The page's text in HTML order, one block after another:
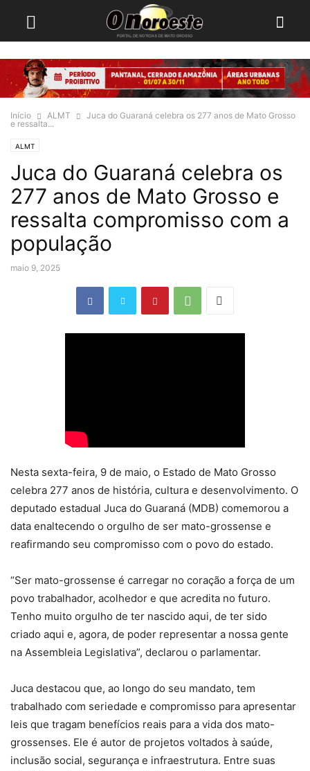
Início ALMT
Juca do Guaraná celebra os 277 anos de Mato Grosso
e ressalta...
ALMT
Juca do Guaraná celebra os
277 anos de Mato Grosso e
ressalta compromisso com a
população
maio 9, 2025
Nesta sexta-feira, 9 de maio, o Estado de Mato Grosso
celebra 277 anos de história, cultura e desenvolvimento. O
deputado estadual Juca do Guaraná (MDB) comemorou a
data enaltecendo o orgulho de ser mato-grossense e
reafirmando seu compromisso com o povo do estado.
“Ser mato-grossense é carregar no coração a força de um
povo trabalhador, acolhedor e que acredita no futuro.
Tenho muito orgulho de ter nascido aqui, de ter sido
criado aqui e, agora, de poder representar a nossa gente
na Assembleia Legislativa”, declarou o parlamentar.
Juca destacou que, ao longo do seu mandato, tem
trabalhado com seriedade e compromisso para apresentar
leis que tragam benefícios reais para a vida dos mato-
grossenses. Ele é autor de projetos voltados à saúde,
inclusão social, segurança e infraestrutura. Entre suas